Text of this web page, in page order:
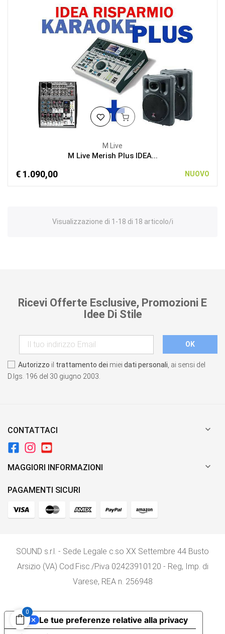
M Live
M Live Merish Plus IDEA...
€ 1.090,00 NUOVO
Visualizzazione di 1-18 di 18 articolo/i
Ricevi Offerte Esclusive, Promozioni E
Idee Di Stile
Autorizzo il trattamento dei miei dati personali , ai sensi del
D.lgs. 196 del 30 giugno 2003.
CONTATTACI 
MAGGIORI INFORMAZIONI 
PAGAMENTI SICURI
SOUND s.r.l. - Sede Legale c.so XX Settembre 44 Busto
Arsizio (VA) Cod.Fisc./P.iva 02423910120 - Reg, Imp. di
Varese, REA n. 256948
0
Le tue preferenze relative alla privacy